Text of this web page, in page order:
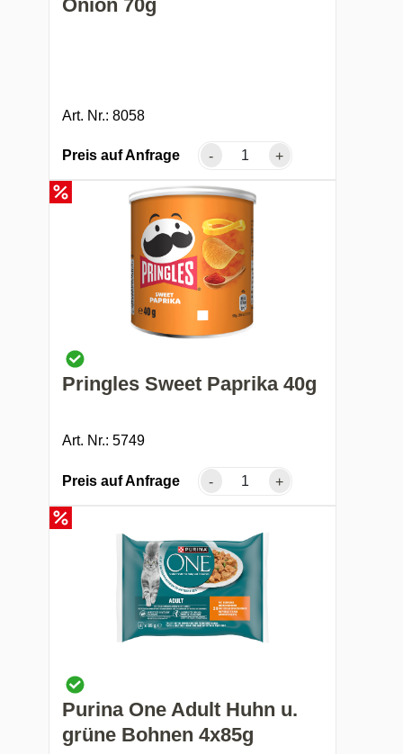
Onion 70g
Art. Nr.: 8058
Preis auf Anfrage - +
Pringles Sweet Paprika 40g
Art. Nr.: 5749
Preis auf Anfrage - +
Purina One Adult Huhn u.
grüne Bohnen 4x85g